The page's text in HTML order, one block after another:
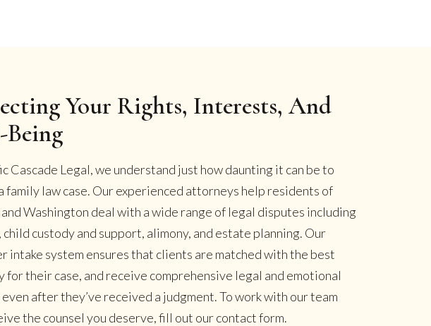
Your Rights, Interests, And
Being
Cascade Legal, we understand just how daunting it can be to
family law case. Our experienced attorneys help residents of
Washington deal with a wide range of legal disputes including
custody and support, alimony, and estate planning. Our
intake system ensures that clients are matched with the best
for their case, and receive comprehensive legal and emotional
after they’ve received a judgment. To work with our team
the counsel you deserve, fill out our contact form.